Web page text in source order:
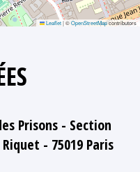
Leaflet|©OpenStreetMapcontributors
Prisons - Section
- 75019 Paris